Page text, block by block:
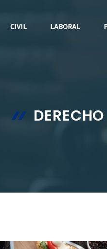
CIVIL LABORAL